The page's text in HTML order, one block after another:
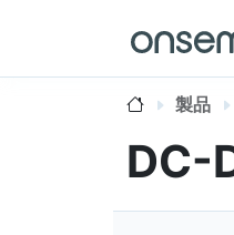
製品
DC-